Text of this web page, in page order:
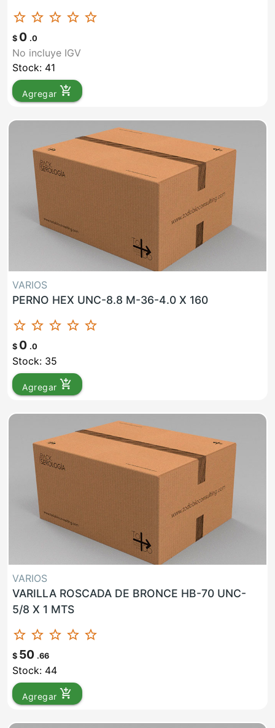
star_border star_border star_border star_border star_border
$ 0 .0
No incluye IGV
Stock: 41
Agregar add_shopping_cart
VARIOS
PERNO HEX UNC-8.8 M-36-4.0 X 160
star_border star_border star_border star_border star_border
$ 0 .0
Stock: 35
Agregar add_shopping_cart
VARIOS
VARILLA ROSCADA DE BRONCE HB-70 UNC-
5/8 X 1 MTS
star_border star_border star_border star_border star_border
$ 50 .66
Stock: 44
Agregar add_shopping_cart